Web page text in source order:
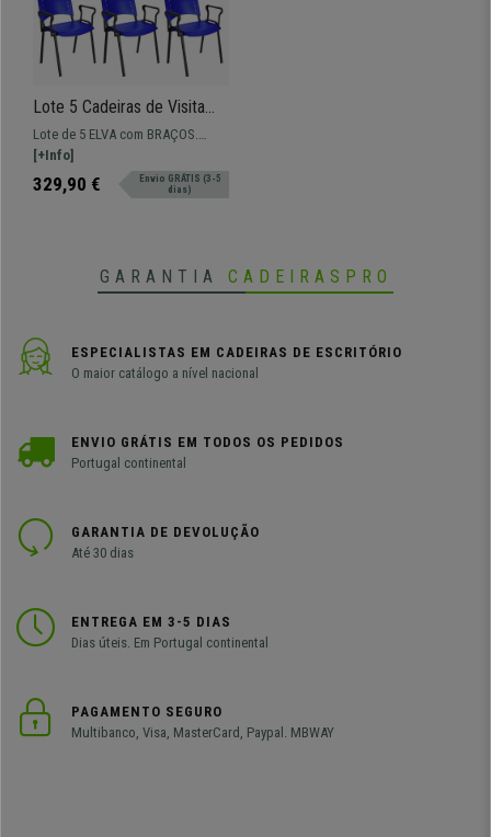
Lote 5 Cadeiras de Visita
ELVA COM BRAÇOS,
Confortável, Pernas Pretas,
Lote de 5 ELVA com BRAÇOS.
Modelo ideal para salas de
formação ou eventos em que
necessitemos de uma mesa.
[+Info]
329,90 €
Envio GRÁTIS (3-5
dias)
GARANTIA CADEIRASPRO
ESPECIALISTAS EM CADEIRAS DE ESCRITÓRIO
O maior catálogo a nível nacional
ENVIO GRÁTIS EM TODOS OS PEDIDOS
Portugal continental
GARANTIA DE DEVOLUÇÃO
Até 30 dias
ENTREGA EM 3-5 DIAS
Dias úteis. Em Portugal continental
PAGAMENTO SEGURO
Multibanco, Visa, MasterCard, Paypal. MBWAY